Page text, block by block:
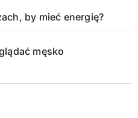
by mieć energię?
męsko